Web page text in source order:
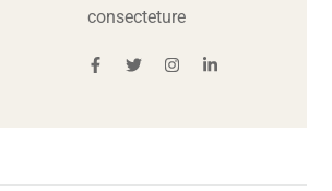
consecteture